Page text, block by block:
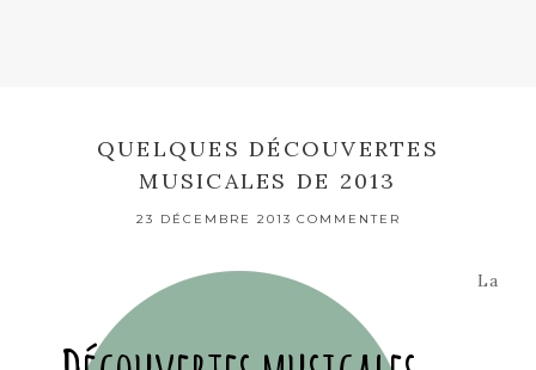
QUELQUES DÉCOUVERTES
MUSICALES DE 2013
23 DÉCEMBRE 2013 COMMENTER
La